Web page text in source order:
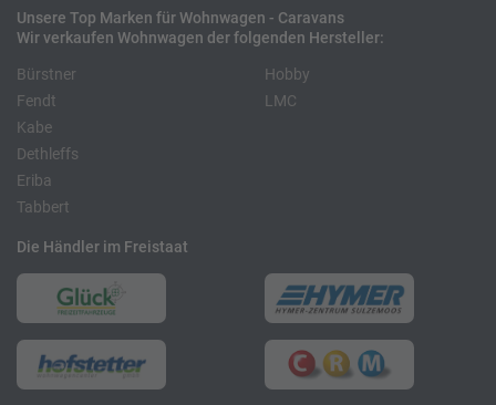
Unsere Top Marken für Wohnwagen - Caravans
Wir verkaufen Wohnwagen der folgenden Hersteller:
Bürstner
Fendt
Kabe
Hobby
LMC
Dethleffs
Eriba
Tabbert
Die Händler im Freistaat